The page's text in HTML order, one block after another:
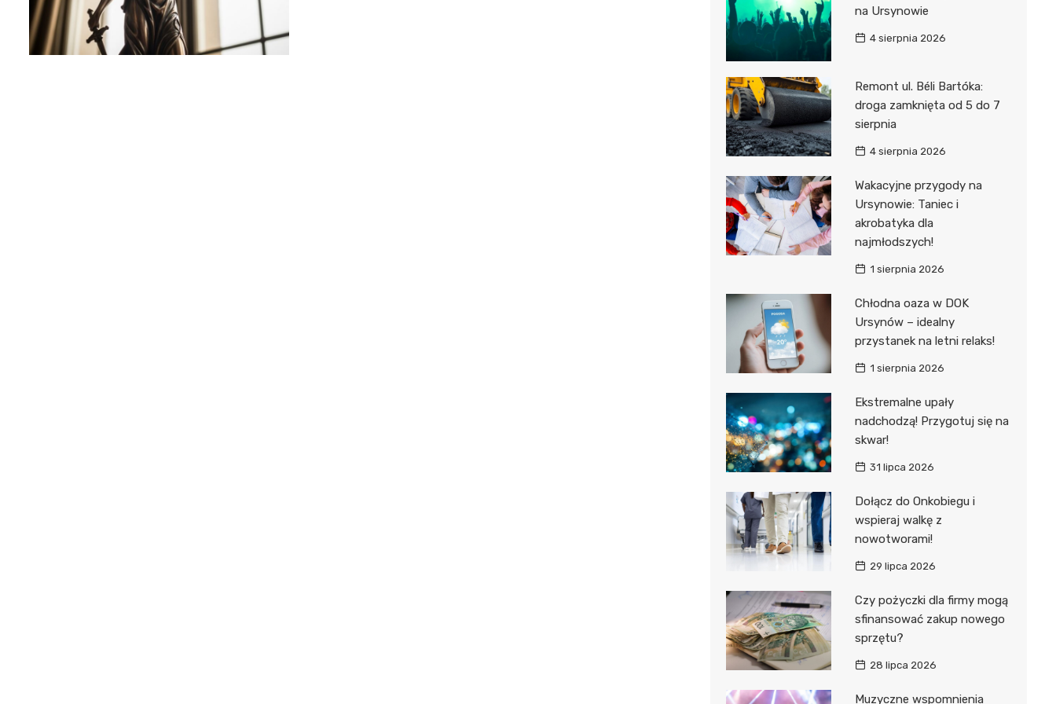
na Ursynowie
4 sierpnia 2026
Remont ul. Béli Bartóka:
droga zamknięta od 5 do 7
sierpnia
4 sierpnia 2026
Wakacyjne przygody na
Ursynowie: Taniec i
akrobatyka dla
najmłodszych!
1 sierpnia 2026
Chłodna oaza w DOK
Ursynów – idealny
przystanek na letni relaks!
1 sierpnia 2026
Ekstremalne upały
nadchodzą! Przygotuj się na
skwar!
31 lipca 2026
Dołącz do Onkobiegu i
wspieraj walkę z
nowotworami!
29 lipca 2026
Czy pożyczki dla firmy mogą
sfinansować zakup nowego
sprzętu?
28 lipca 2026
Muzyczne wspomnienia